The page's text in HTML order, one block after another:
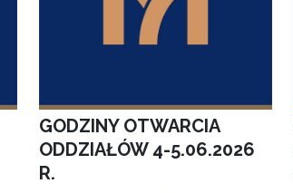
GODZINY OTWARCIA
ODDZIAŁÓW 4-5.06.2026
R.